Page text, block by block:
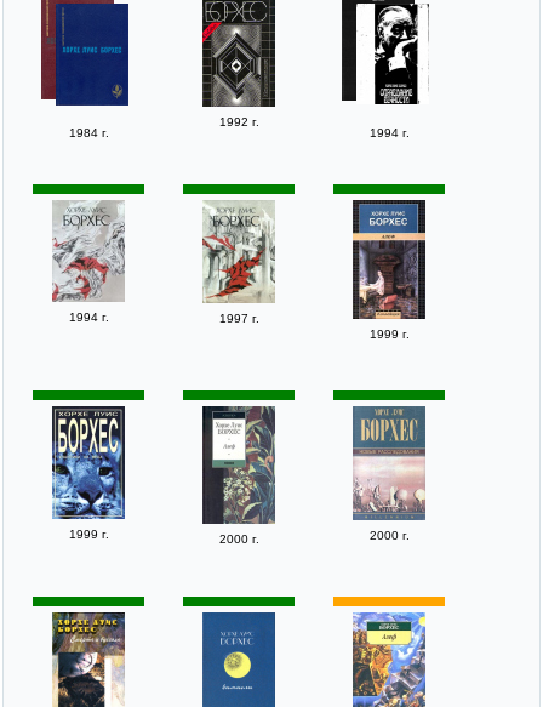
1984 г.
1992 г.
1994 г.
1994 г.
1997 г.
1999 г.
1999 г. 2000 г. 2000 г.